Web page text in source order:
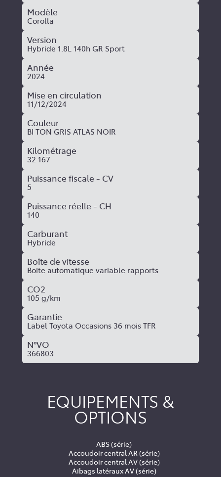
Modèle
Corolla
Version
Hybride 1.8L 140h GR Sport
Année
2024
Mise en circulation
11/12/2024
Couleur
BI TON GRIS ATLAS NOIR
Kilométrage
32 167
Puissance fiscale - CV
5
Puissance réelle - CH
140
Carburant
Hybride
Boîte de vitesse
Boite automatique variable rapports
CO2
105 g/km
Garantie
Label Toyota Occasions 36 mois TFR
N°VO
366803
EQUIPEMENTS &
OPTIONS
ABS (série)
Accoudoir central AR (série)
Accoudoir central AV (série)
Aibags latéraux AV (série)